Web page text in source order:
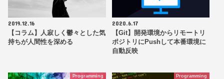
2019.12.16
【コラム】人寂しく鬱々とした気
持ちが人間性を深める
2020.6.17
【Git】開発環境からリモートリ
ポジトリにPushして本番環境に
自動反映
Programming Programming